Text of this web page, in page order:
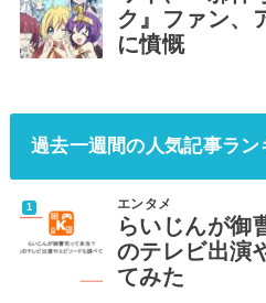
ク』ファン、
に憤慨
過去一週間の人気記事ラン
エンタメ
らいじんが御
のテレビ出演
てみた